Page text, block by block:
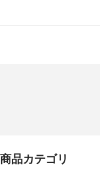
品カテゴリ